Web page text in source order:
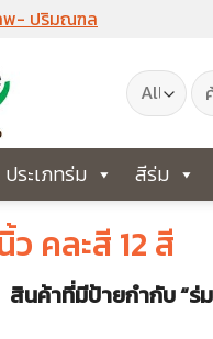
พ- ปริมณฑล
ค้น
ประเภทร่ม สีร่ม
คละสี 12 สี
สินค้าที่มีป้ายกำกับ “ร่